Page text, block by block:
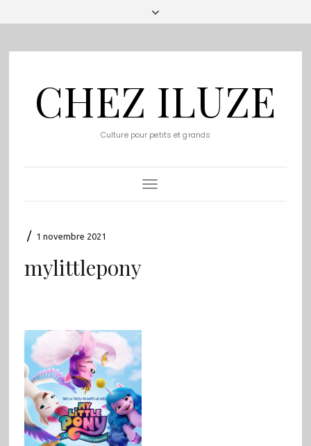
CHEZ ILUZE
Culture pour petits et grands
Toggle
Navigation
/ 1 novembre 2021
mylittlepony